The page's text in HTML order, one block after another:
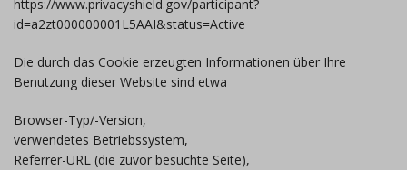
https://www.privacyshield.gov/participant?
id=a2zt000000001L5AAI&status=Active
Die durch das Cookie erzeugten Informationen über Ihre
Benutzung dieser Website sind etwa
Browser-Typ/-Version,
verwendetes Betriebssystem,
Referrer-URL (die zuvor besuchte Seite),